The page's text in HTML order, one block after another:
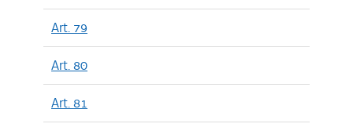
Art. 79
Art. 80
Art. 81